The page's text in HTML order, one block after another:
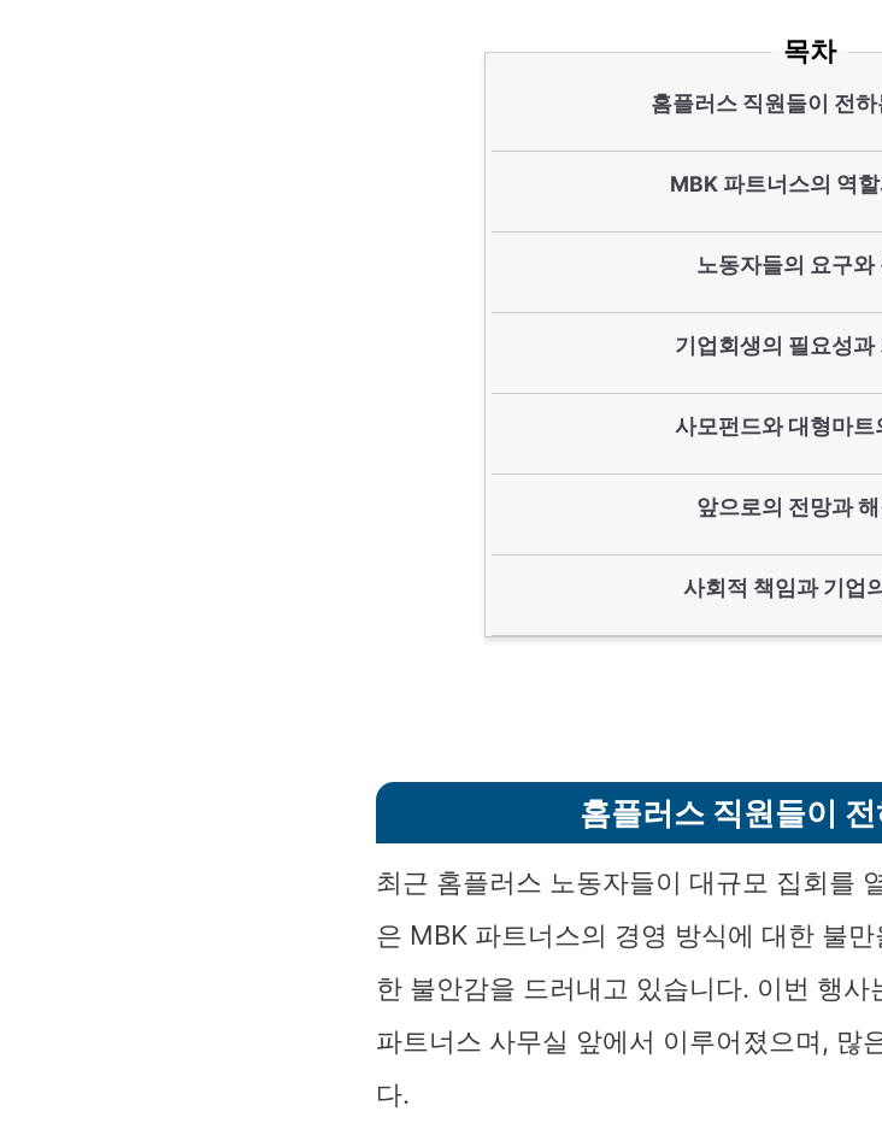
목차
홈플러스 직원들이 전하
MBK 파트너스의 역할
노동자들의 요구와
기업회생의 필요성과
사모펀드와 대형마트
앞으로의 전망과
사회적 책임과 기업
홈플러스 직원들이
최근 홈플러스 노동자들이 대규모 집회를
은 MBK 파트너스의 경영 방식에 대한 불
한 불안감을 드러내고 있습니다. 이번 행
파트너스 사무실 앞에서 이루어졌으며, 많
다.